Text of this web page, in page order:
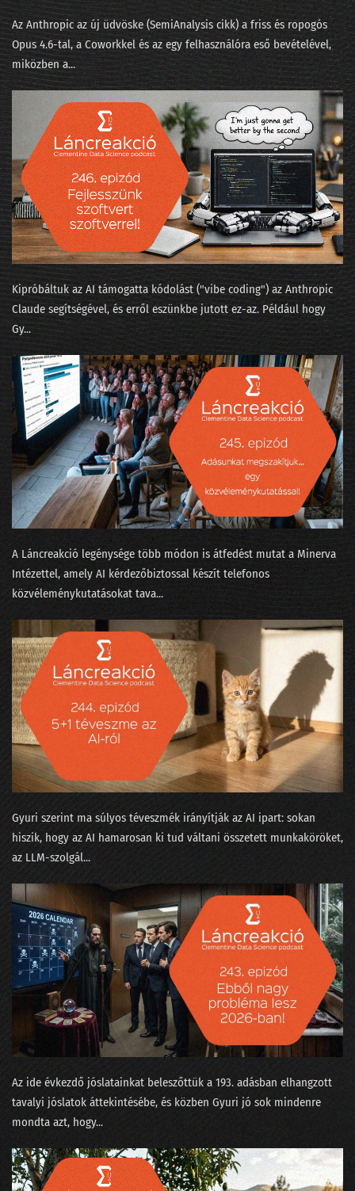
049 - Nevek nyomában
048 - Texas hold'em
047 - Dr. Watsonnak új gazdája lesz
046 - Több-e reklámnál a metaverzum?
045 - Mi köze a szitakötő agyának az automatizált programozáshoz?
044 - Elemző nirvána vagy alapfokú szabadúszás?
043 - Hány adatprojekt szakítja át a célszalagot?
042 - Téli időszámítás az MI-naptárban
041 - Mit láttunk a kristálygömbben?
040 - Évvége, bambulás, világbéke
039 - Az adatbányászok moziba mennek
038 - Hydroinfo és cica-mining
037 - Nők az adatbányában
036 - Mesterséges apácaviccek és a fizika természetes szépsége
035 - Értelem és érzelem és algoritmus
034 - Mennyi baja van egy adatjogásznak az adattudósokkal?
33. NLP kerekasztal a conTEXT 2021 konferencián
31. Regulázzuk meg a Facebookot!
30. Süti-apokalipszis a konferencián
29. Hányféleképpen lehet igent mondani?
28. Okoswhisky egy jó MI-sakkpartihoz?
26. Média-értés adat-alapon, vagy miért podcastolunk?
25. Válogatáskazetták a Spotify korából
23. Mikortól gyűlölik meg a matekot a gyerekek?
22. Kinek higgyünk - jövőkutatók vagy laikusok?
21. Trágya vagy olaj?
20. Ne mássz fára, mert elüt a villamos
19. Szárnyalj szabadon, szép adattudósom!
18. Magyarázzuk az MI bizonyítványát
17. Nekünk minden egyformán popzene?
14. A hangok a nadrágzsebünkben mindent tudnak az a4-es méretéről
Az Anthropic az új üdvöske (SemiAnalysis cikk⁠) a friss és ropogós
Opus 4.6-tal, a Coworkkel és az ⁠egy felhasználóra eső bevételével⁠,
miközben a...
Kipróbáltuk az AI támogatta kódolást ("⁠vibe coding⁠") az Anthropic
Claude segítségével, és erről eszünkbe jutott ez-az. Például hogy
Gy...
A Láncreakció legénysége több módon is átfedést mutat a Minerva
Intézettel, amely AI kérdezőbiztossal készít telefonos
közvéleménykutatásokat tava...
Gyuri szerint ma súlyos téveszmék irányítják az AI ipart: sokan
hiszik, hogy az AI hamarosan ki tud váltani összetett munkaköröket,
az LLM-szolgál...
Az ide évkezdő jóslatainkat beleszőttük a 193. adásban elhangzott
tavalyi jóslatok áttekintésébe, és közben Gyuri jó sok mindenre
mondta azt, hogy...